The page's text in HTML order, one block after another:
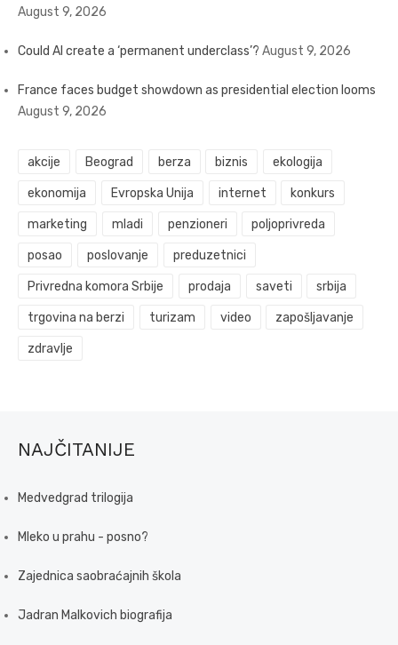
August 9, 2026
Could AI create a ‘permanent underclass’? August 9, 2026
France faces budget showdown as presidential election looms
August 9, 2026
akcije Beograd berza biznis ekologija
ekonomija Evropska Unija internet konkurs
marketing mladi penzioneri poljoprivreda
posao poslovanje preduzetnici
Privredna komora Srbije prodaja saveti srbija
trgovina na berzi turizam video zapošljavanje
zdravlje
NAJČITANIJE
Medvedgrad trilogija
Mleko u prahu - posno?
Zajednica saobraćajnih škola
Jadran Malkovich biografija